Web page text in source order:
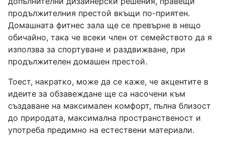
продължителния престой вкъщи по-приятен.
Домашната фитнес зала ще се превърне в нещо
обичайно, така че всеки член от семейството да я
използва за спортуване и раздвижване, при
продължителен домашен престой.
Тоест, накратко, може да се каже, че акцентите в
идеите за обзавеждане ще са насочени към
създаване на максимален комфорт, пълна близост
до природата, максимална пространственост и
употреба предимно на естествени материали.